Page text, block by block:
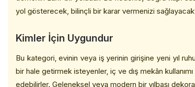
yol gösterecek, bilinçli bir karar vermenizi
Kimler İçin Uygundur
Bu kategori, evinin veya iş yerinin girişine yeni yıl
bir hale getirmek isteyenler, iç ve dış mekân
edebilirler. Geleneksel veya modern bir yılbaşı